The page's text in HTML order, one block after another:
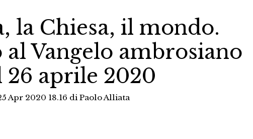
la Chiesa, il mondo.
Vangelo ambrosiano
26 aprile 2020
Apr 2020 18.16 di Paolo Alliata